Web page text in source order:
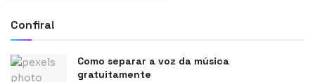
Confira!
Como separar a voz da música
gratuitamente